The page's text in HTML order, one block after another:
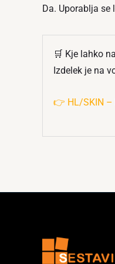
Da. Uporablja
🛒 Kje lahko
Izdelek je na
👉 HL/SKIN –